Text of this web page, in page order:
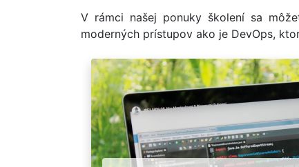
V rámci našej ponuky školení sa
moderných prístupov ako je DevOps,